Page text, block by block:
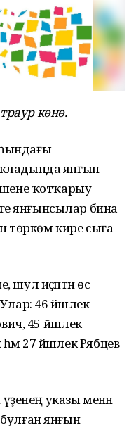
трауркөнө.
янғын
ҡотҡарыу
янғынсылар бина
төркөм кире сыға
шул иҫәптән өс
46 йәшлек
45 йәшлек
27 йәшлек Рябцев
указы менән
янғын